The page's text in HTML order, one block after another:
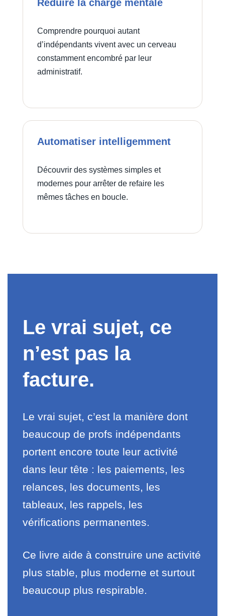
Réduire la charge mentale
Comprendre pourquoi autant
d’indépendants vivent avec un cerveau
constamment encombré par leur
administratif.
Automatiser intelligemment
Découvrir des systèmes simples et
modernes pour arrêter de refaire les
mêmes tâches en boucle.
Le vrai sujet, ce
n’est pas la
facture.
Le vrai sujet, c’est la manière dont
beaucoup de profs indépendants
portent encore toute leur activité
dans leur tête : les paiements, les
relances, les documents, les
tableaux, les rappels, les
vérifications permanentes.
Ce livre aide à construire une activité
plus stable, plus moderne et surtout
beaucoup plus respirable.